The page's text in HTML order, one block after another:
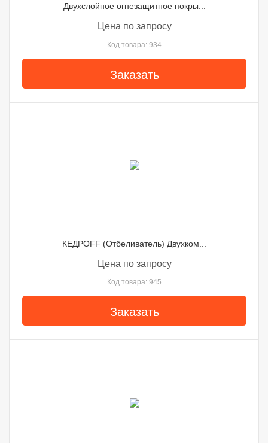
Двухслойное огнезащитное покры...
Цена по запросу
Код товара: 934
Заказать
КЕДРОFF (Отбеливатель) Двухком...
Цена по запросу
Код товара: 945
Заказать